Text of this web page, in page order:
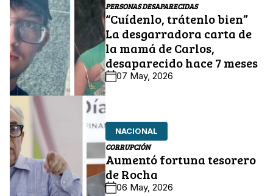
PERSONAS DESAPARECIDAS
“Cuídenlo, trátenlo bien”
La desgarradora carta de
la mamá de Carlos,
desaparecido hace 7 meses
07 May, 2026
NACIONAL
CORRUPCIÓN
Aumentó fortuna tesorero
de Rocha
06 May, 2026